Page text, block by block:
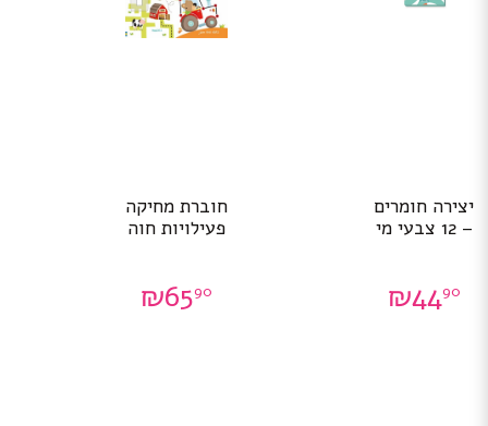
יצירה חומרים
– 12 צבעי מי
₪4490
חוברת מחיקה
פעילויות חוה
₪6590